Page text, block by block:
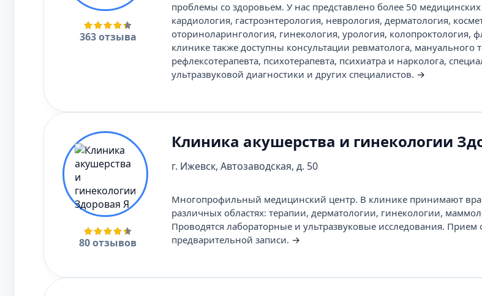
363 отзыва
проблемы со здоровьем. У нас представлено более 50
кардиология, гастроэнтерология, неврология, дерматология,
оториноларингология, гинекология, урология, колопроктология,
клинике также доступны консультации ревматолога, мануального
рефлексотерапевта, психотерапевта, психиатра и нарколога,
ультразвуковой диагностики и других специалистов. →
80 отзывов
Клиника акушерства и гинекологии
г. Ижевск, Автозаводская, д. 50
Многопрофильный медицинский центр. В клинике принимают
различных областях: терапии, дерматологии, гинекологии,
Проводятся лабораторные и ультразвуковые исследования. Прием
предварительной записи. →